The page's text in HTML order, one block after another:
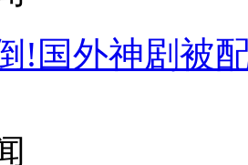
!国外神剧被